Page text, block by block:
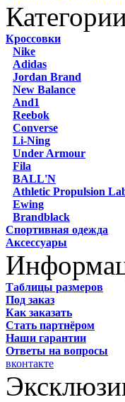
Кроссовки
Nike
Adidas
Jordan Brand
New Balance
And1
Reebok
Converse
Li-Ning
Under Armour
Fila
BALL'N
Athletic Propulsion
Ewing
Brandblack
Спортивная одежда
Аксессуары
Таблицы размеров
Под заказ
Как заказать
Стать партнёром
Наши гарантии
Ответы на вопросы
вконтакте